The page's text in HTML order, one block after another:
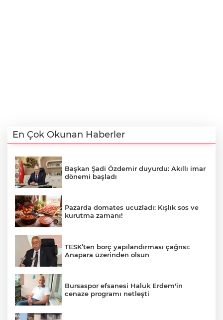
En Çok Okunan Haberler
Başkan Şadi Özdemir duyurdu: Akıllı imar
dönemi başladı
Pazarda domates ucuzladı: Kışlık sos ve
kurutma zamanı!
TESK’ten borç yapılandırması çağrısı:
Anapara üzerinden olsun
Bursaspor efsanesi Haluk Erdem'in
cenaze programı netleşti